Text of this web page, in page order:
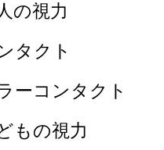
の視力
タクト
ーコンタクト
もの視力